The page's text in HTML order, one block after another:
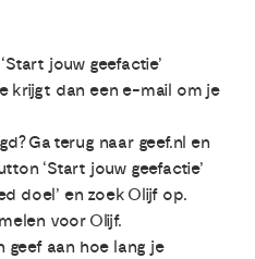
jouw geefactie’
krijgt dan een e-mail om je
Ga terug naar geef.nl en
‘Start jouw geefactie’
doel’ en zoek Olijf op.
voor Olijf.
geef aan hoe lang je